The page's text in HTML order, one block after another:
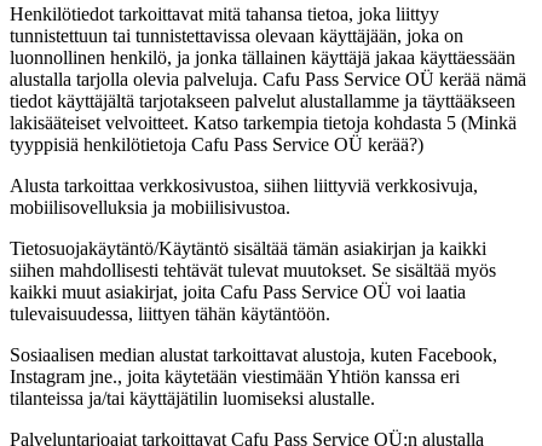
Henkilötiedot tarkoittavat mitä tahansa tietoa, joka liittyy
tunnistettuun tai tunnistettavissa olevaan käyttäjään, joka on
luonnollinen henkilö, ja jonka tällainen käyttäjä jakaa käyttäessään
alustalla tarjolla olevia palveluja. Cafu Pass Service OÜ kerää nämä
tiedot käyttäjältä tarjotakseen palvelut alustallamme ja täyttääkseen
lakisääteiset velvoitteet. Katso tarkempia tietoja kohdasta 5 (Minkä
tyyppisiä henkilötietoja Cafu Pass Service OÜ kerää?)
Alusta tarkoittaa verkkosivustoa, siihen liittyviä verkkosivuja,
mobiilisovelluksia ja mobiilisivustoa.
Tietosuojakäytäntö/Käytäntö sisältää tämän asiakirjan ja kaikki
siihen mahdollisesti tehtävät tulevat muutokset. Se sisältää myös
kaikki muut asiakirjat, joita Cafu Pass Service OÜ voi laatia
tulevaisuudessa, liittyen tähän käytäntöön.
Sosiaalisen median alustat tarkoittavat alustoja, kuten Facebook,
Instagram jne., joita käytetään viestimään Yhtiön kanssa eri
tilanteissa ja/tai käyttäjätilin luomiseksi alustalle.
Palveluntarjoajat tarkoittavat Cafu Pass Service OÜ:n alustalla